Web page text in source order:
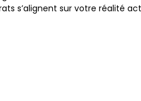
s’alignent sur votre réalité